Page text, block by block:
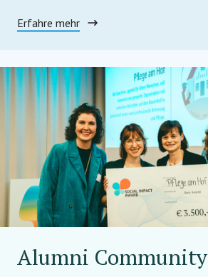
Erfahre mehr
Alumni Community